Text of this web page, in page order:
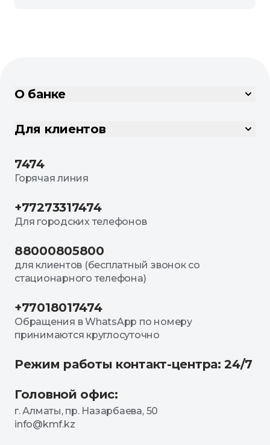
О банке
Для клиентов
7474
Горячая линия
+77273317474
Для городских телефонов
88000805800
для клиентов (бесплатный звонок со
стационарного телефона)
+77018017474
Обращения в WhatsApp по номеру
принимаются круглосуточно
Режим работы контакт-центра: 24/7
Головной офис:
г. Алматы, пр. Назарбаева, 50
info@kmf.kz